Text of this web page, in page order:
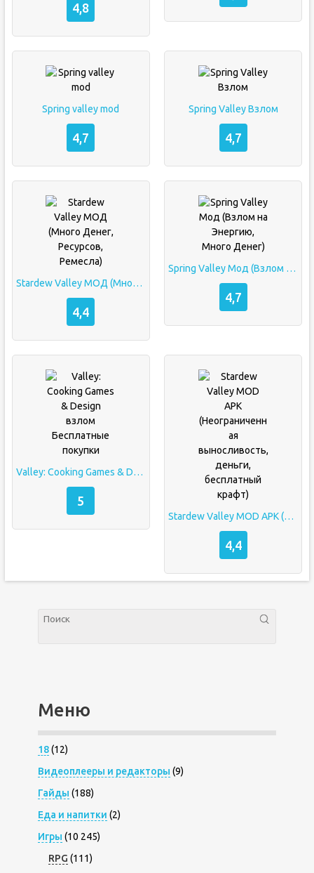
4,8
Spring valley mod
4,7
Spring Valley Взлом
4,7
Stardew Valley МОД (Много Денег, Ресурсов, Ремесла)
4,4
Spring Valley Мод (Взлом на Энергию, Много Денег)
4,7
Valley: Cooking Games & Design взлом Бесплатные покупки
5
Stardew Valley MOD APK (Неограниченная выносливость, деньги, бесплатный крафт)
4,4
Меню
18(12)
Видеоплееры и редакторы (9)
Гайды (188)
Еда и напитки (2)
Игры (10 245)
RPG (111)